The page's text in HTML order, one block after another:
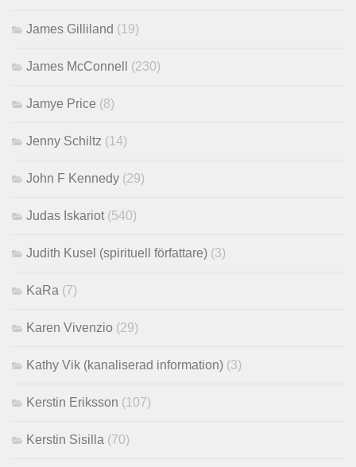
James Gilliland (19)
James McConnell (230)
Jamye Price (8)
Jenny Schiltz (14)
John F Kennedy (29)
Judas Iskariot(540)
Judith Kusel (spirituell författare) (3)
KaRa (7)
Karen Vivenzio (29)
Kathy Vik (kanaliserad information) (3)
Kerstin Eriksson (107)
Kerstin Sisilla (70)